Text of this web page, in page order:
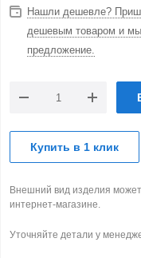
Нашли дешевле?
дешевым товаром и
предложение.
Купить в 1 клик
Внешний вид изделия
интернет-магазине.
Уточняйте детали у